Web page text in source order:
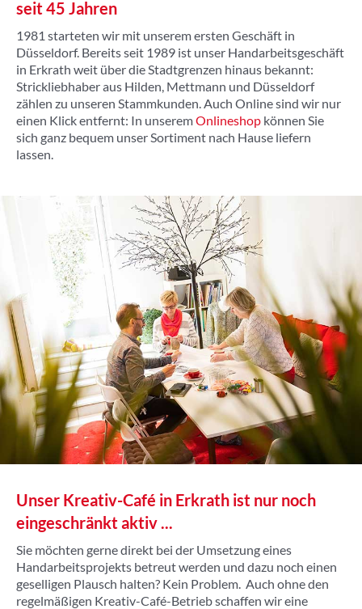
seit 45 Jahren
1981 starteten wir mit unserem ersten Geschäft in
Düsseldorf. Bereits seit 1989 ist unser Handarbeitsgeschäft
in Erkrath weit über die Stadtgrenzen hinaus bekannt:
Strickliebhaber aus Hilden, Mettmann und Düsseldorf
zählen zu unseren Stammkunden. Auch Online sind wir nur
einen Klick entfernt: In unseremOnlineshop können Sie
sich ganz bequem unser Sortiment nach Hause liefern
lassen.
Unser Kreativ-Café in Erkrath ist nur noch
eingeschränkt aktiv ...
Sie möchten gerne direkt bei der Umsetzung eines
Handarbeitsprojekts betreut werden und dazu noch einen
geselligen Plausch halten? Kein Problem. Auch ohne den
regelmäßigen Kreativ-Café-Betrieb schaffen wir eine